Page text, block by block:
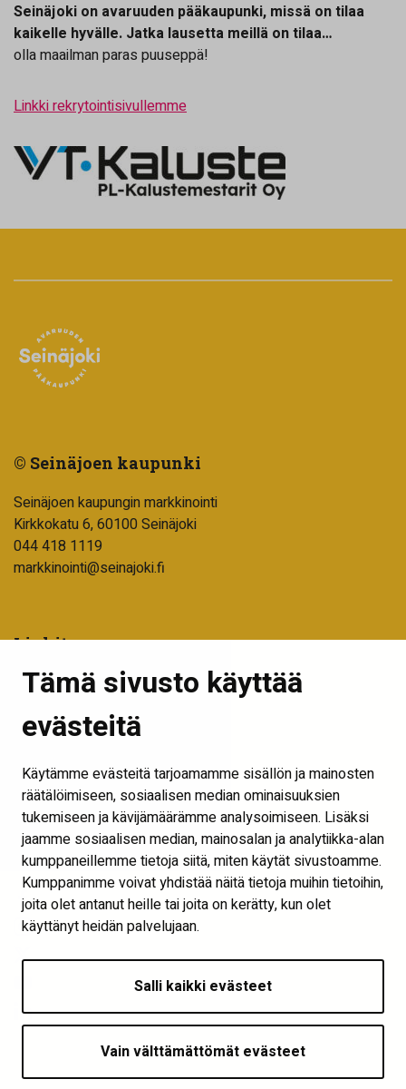
Tämä sivusto käyttää
evästeitä
Käytämme evästeitä tarjoamamme sisällön ja mainosten
räätälöimiseen, sosiaalisen median ominaisuuksien
tukemiseen ja kävijämäärämme analysoimiseen. Lisäksi
jaamme sosiaalisen median, mainosalan ja analytiikka-alan
kumppaneillemme tietoja siitä, miten käytät sivustoamme.
Kumppanimme voivat yhdistää näitä tietoja muihin tietoihin,
joita olet antanut heille tai joita on kerätty, kun olet
käyttänyt heidän palvelujaan.
Salli kaikki evästeet
Vain välttämättömät evästeet
Seinäjoki on avaruuden pääkaupunki, missä on tilaa
kaikelle hyvälle. Jatka lausetta meillä on tilaa…
olla maailman paras puuseppä!
Linkki rekrytointisivullemme
© Seinäjoen kaupunki
Seinäjoen kaupungin markkinointi
Kirkkokatu 6, 60100 Seinäjoki
044 418 1119
markkinointi@seinajoki.fi
Linkit
Tilaa uutiskirje
Seinäjoen kaupunki
Visit Seinäjoki
Näytä evästeasetukset
Seuraa meitä